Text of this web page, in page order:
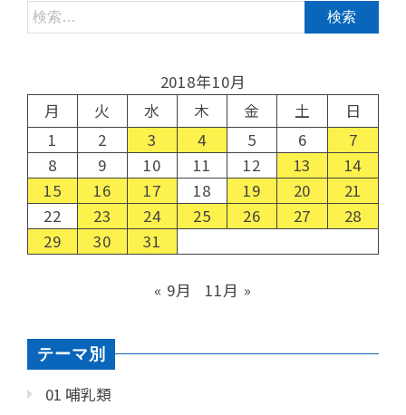
2018年10月
月
火 水 木 金 土
日
1
2 3 4 5 6
7
8
9 10 11 12 13
14
15
16 17 18 19 20
21
22
23 24 25 26 27
28
29
30 31
« 9月 11月 »
テーマ別
01 哺乳類